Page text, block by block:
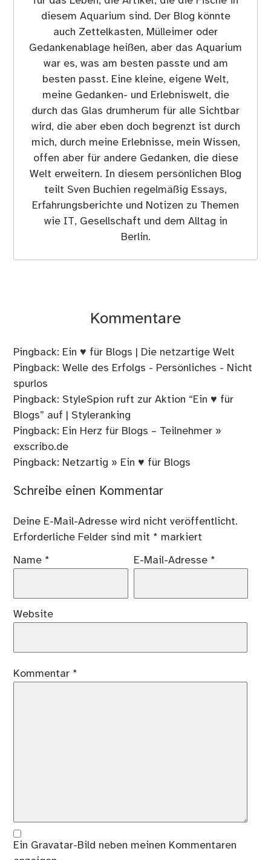
diesem Aquarium sind. Der Blog könnte
auch Zettelkasten, Mülleimer oder
Gedankenablage heißen, aber das Aquarium
war es, was am besten passte und am
besten passt. Eine kleine, eigene Welt,
meine Gedanken- und Erlebniswelt, die
durch das Glas drumherum für alle Sichtbar
wird, die aber eben doch begrenzt ist durch
mich, durch meine Erlebnisse, mein Wissen,
offen aber für andere Gedanken, die diese
Welt erweitern. In diesem persönlichen Blog
teilt Sven Buchien regelmäßig Essays,
Erfahrungsberichte und Notizen zu Themen
wie IT, Gesellschaft und dem Alltag in
Berlin.
Kommentare
Pingback: Ein ♥ für Blogs | Die netzartige Welt
Pingback:Welle des Erfolgs - Persönliches - Nicht
spurlos
Pingback: StyleSpion ruft zur Aktion “Ein ♥ für
Blogs” auf | Styleranking
Pingback: Ein Herz für Blogs – Teilnehmer »
exscribo.de
Pingback: Netzartig » Ein ♥ für Blogs
Schreibe einen Kommentar
Deine E-Mail-Adresse wird nicht veröffentlicht.
Erforderliche Felder sind mit * markiert
Name * E-Mail-Adresse *
Website
Kommentar *
Ein Gravatar-Bild neben meinen Kommentaren